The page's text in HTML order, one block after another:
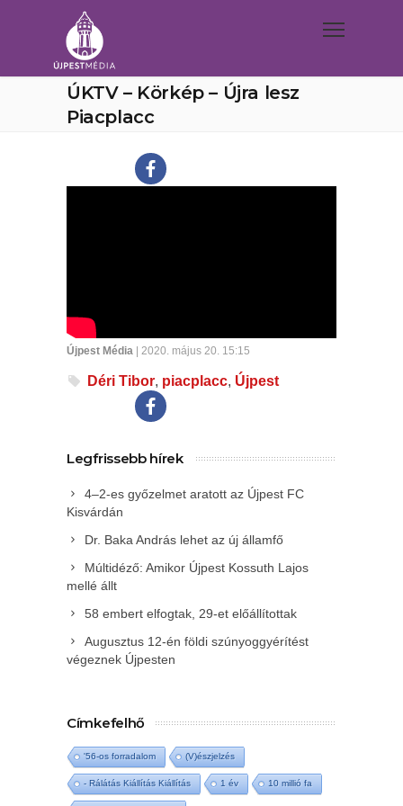
ÚKTV – Körkép – Újra lesz
Piacplacc
Újpest Média | 2020. május 20. 15:15
Déri Tibor, piacplacc, Újpest
Legfrissebb hírek
4–2-es győzelmet aratott az Újpest FC
Kisvárdán
Dr. Baka András lehet az új államfő
Múltidéző: Amikor Újpest Kossuth Lajos
mellé állt
58 embert elfogtak, 29-et előállítottak
Augusztus 12-én földi szúnyoggyérítést
végeznek Újpesten
Címkefelhő
'56-os forradalom (V)észjelzés
- Rálátás Kiállítás Kiállítás 1 év 10 millió fa